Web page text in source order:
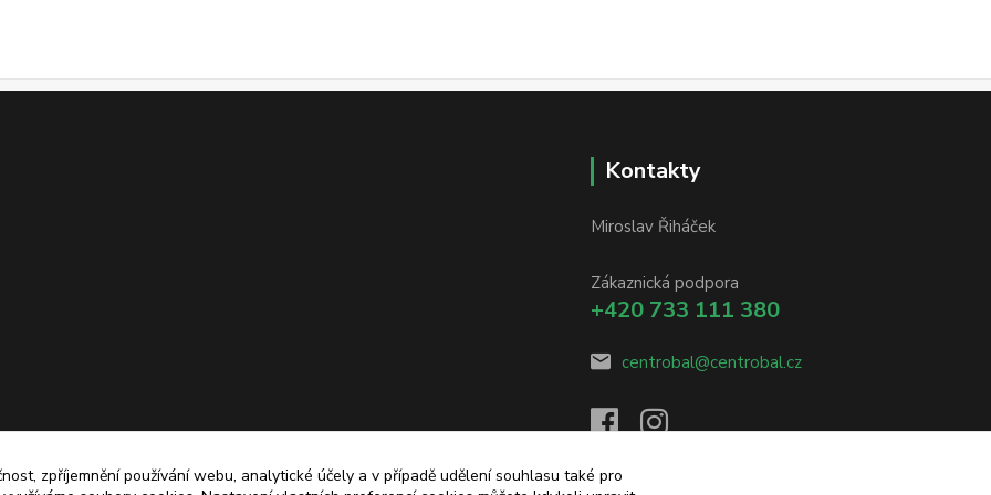
Kontakty
Miroslav Řiháček
Zákaznická podpora
+420 733 111 380
centrobal@centrobal.cz
zpříjemnění používání webu, analytické účely a v případě udělení souhlasu také pro